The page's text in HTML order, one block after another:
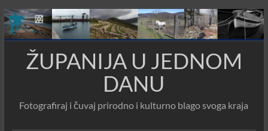
Skip
to
content
ŽUPANIJA U JEDNOM
DANU
Fotografiraj i čuvaj prirodno i kulturno blago svoga kraja